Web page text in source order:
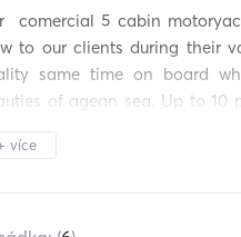
Trouba
Kávovar
Připojení USB
comercial 5 cabin
to our clients during their
same time on board
of agean sea. Up to 10
are crusing.
více